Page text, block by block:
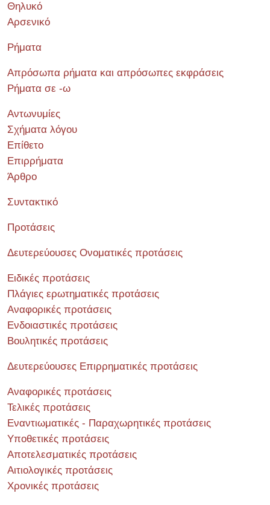
Θηλυκό
Αρσενικό
Ρήματα
Απρόσωπα ρήματα και απρόσωπες εκφράσεις
Ρήματα σε -ω
Αντωνυμίες
Σχήματα λόγου
Επίθετο
Επιρρήματα
Άρθρο
Συντακτικό
Προτάσεις
Δευτερεύουσες Ονοματικές προτάσεις
Ειδικές προτάσεις
Πλάγιες ερωτηματικές προτάσεις
Αναφορικές προτάσεις
Ενδοιαστικές προτάσεις
Βουλητικές προτάσεις
Δευτερεύουσες Επιρρηματικές προτάσεις
Αναφορικές προτάσεις
Τελικές προτάσεις
Εναντιωματικές - Παραχωρητικές προτάσεις
Υποθετικές προτάσεις
Αποτελεσματικές προτάσεις
Αιτιολογικές προτάσεις
Χρονικές προτάσεις